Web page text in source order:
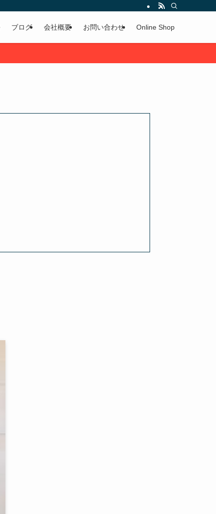
ブログ 会社概要 お問い合わせ Online Shop